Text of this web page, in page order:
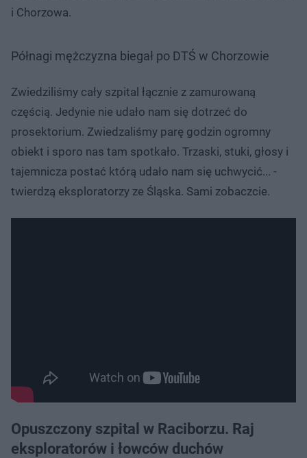
i Chorzowa.
Półnagi mężczyzna biegał po DTŚ w Chorzowie
Zwiedziliśmy cały szpital łącznie z zamurowaną
częścią. Jedynie nie udało nam się dotrzeć do
prosektorium. Zwiedzaliśmy parę godzin ogromny
obiekt i sporo nas tam spotkało. Trzaski, stuki, głosy i
tajemnicza postać którą udało nam się uchwycić... -
twierdzą eksploratorzy ze Śląska. Sami zobaczcie.
Opuszczony szpital w Raciborzu. Raj
eksploratorów i łowców duchów